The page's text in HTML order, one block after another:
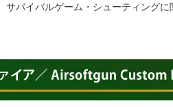
バイバルゲーム・シューティング